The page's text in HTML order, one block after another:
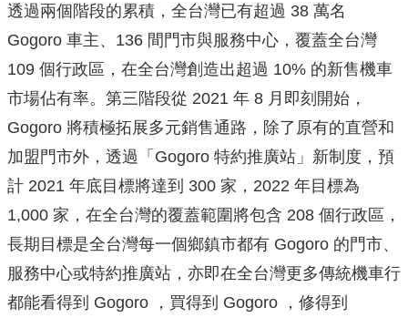
透過兩個階段的累積，全台灣已有超過 38 萬名
Gogoro 車主、136 間門市與服務中心，覆蓋全台灣
109 個行政區，在全台灣創造出超過 10% 的新售機車
市場佔有率。第三階段從 2021 年 8 月即刻開始，
Gogoro 將積極拓展多元銷售通路，除了原有的直營和
加盟門市外，透過「Gogoro 特約推廣站」新制度，預
計 2021 年底目標將達到 300 家，2022 年目標為
1,000 家，在全台灣的覆蓋範圍將包含 208 個行政區，
長期目標是全台灣每一個鄉鎮市都有 Gogoro 的門市、
服務中心或特約推廣站，亦即在全台灣更多傳統機車行
都能看得到 Gogoro ，買得到 Gogoro ，修得到